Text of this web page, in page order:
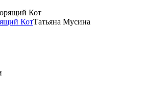
КотТатьяна Мусина